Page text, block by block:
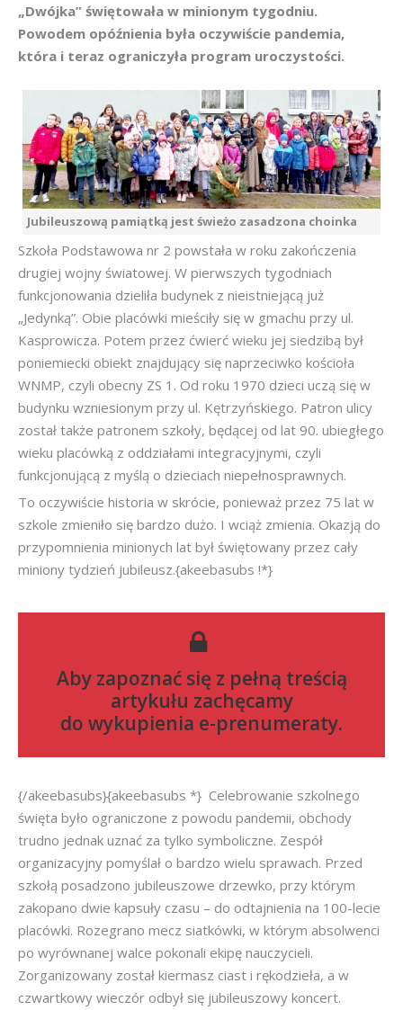
„Dwójka” świętowała w minionym tygodniu.
Powodem opóźnienia była oczywiście pandemia,
która i teraz ograniczyła program uroczystości.
Jubileuszową pamiątką jest świeżo zasadzona choinka
Szkoła Podstawowa nr 2 powstała w roku zakończenia
drugiej wojny światowej. W pierwszych tygodniach
funkcjonowania dzieliła budynek z nieistniejącą już
„Jedynką”. Obie placówki mieściły się w gmachu przy ul.
Kasprowicza. Potem przez ćwierć wieku jej siedzibą był
poniemiecki obiekt znajdujący się naprzeciwko kościoła
WNMP, czyli obecny ZS 1. Od roku 1970 dzieci uczą się w
budynku wzniesionym przy ul. Kętrzyńskiego. Patron ulicy
został także patronem szkoły, będącej od lat 90. ubiegłego
wieku placówką z oddziałami integracyjnymi, czyli
funkcjonującą z myślą o dzieciach niepełnosprawnych.
To oczywiście historia w skrócie, ponieważ przez 75 lat w
szkole zmieniło się bardzo dużo. I wciąż zmienia. Okazją do
przypomnienia minionych lat był świętowany przez cały
miniony tydzień jubileusz.{akeebasubs !*}
Aby zapoznać się z pełną treścią
artykułu zachęcamy
do wykupienia e-prenumeraty.
{/akeebasubs}{akeebasubs *} Celebrowanie szkolnego
święta było ograniczone z powodu pandemii, obchody
trudno jednak uznać za tylko symboliczne. Zespół
organizacyjny pomyślał o bardzo wielu sprawach. Przed
szkołą posadzono jubileuszowe drzewko, przy którym
zakopano dwie kapsuły czasu – do odtajnienia na 100-lecie
placówki. Rozegrano mecz siatkówki, w którym absolwenci
po wyrównanej walce pokonali ekipę nauczycieli.
Zorganizowany został kiermasz ciast i rękodzieła, a w
czwartkowy wieczór odbył się jubileuszowy koncert.